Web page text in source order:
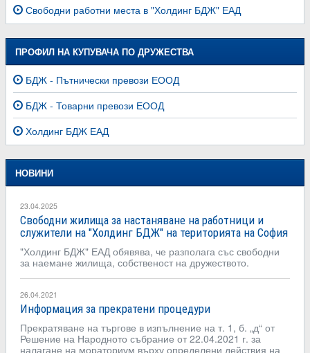
Свободни работни места в "Холдинг БДЖ" ЕАД
ПРОФИЛ НА КУПУВАЧА ПО ДРУЖЕСТВА
БДЖ - Пътнически превози ЕООД
БДЖ - Товарни превози ЕООД
Холдинг БДЖ ЕАД
НОВИНИ
23.04.2025
Свободни жилища за настаняване на работници и
служители на "Холдинг БДЖ" на територията на София
"Холдинг БДЖ" ЕАД обявява, че разполага със свободни
за наемане жилища, собственост на дружеството.
26.04.2021
Информация за прекратени процедури
Прекратяване на търгове в изпълнение на т. 1, б. „д“ от
Решение на Народното събрание от 22.04.2021 г. за
налагане на мораториум върху определени действия на